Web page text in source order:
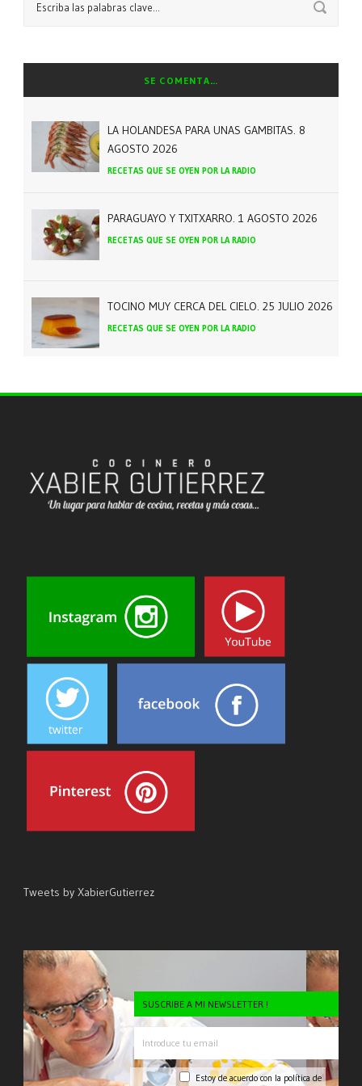
SE COMENTA…
LA HOLANDESA PARA UNAS GAMBITAS. 8
AGOSTO 2026
RECETAS QUE SE OYEN POR LA RADIO
PARAGUAYO Y TXITXARRO. 1 AGOSTO 2026
RECETAS QUE SE OYEN POR LA RADIO
TOCINO MUY CERCA DEL CIELO. 25 JULIO 2026
RECETAS QUE SE OYEN POR LA RADIO
Tweets by XabierGutierrez
SUSCRIBE A MI NEWSLETTER !
Estoy de acuerdo con la política de